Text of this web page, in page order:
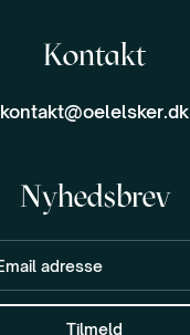
Kontakt
kontakt@oelelsker.dk
Nyhedsbrev